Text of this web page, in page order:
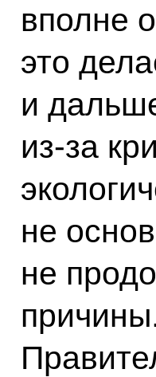
вполне
это
и
из‑за
не
не